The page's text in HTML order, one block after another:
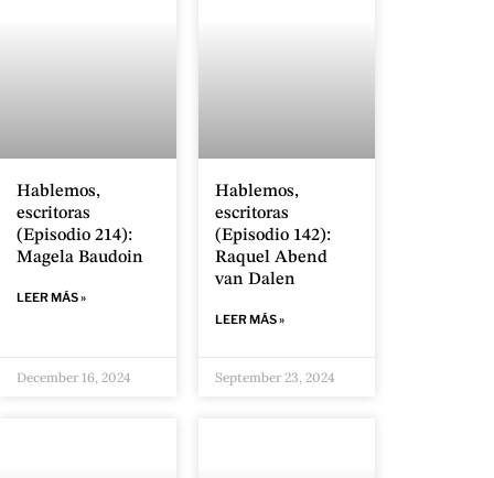
Hablemos,
escritoras
(Episodio 214):
Magela Baudoin
LEER MÁS »
December 16, 2024
Hablemos,
escritoras
(Episodio 142):
Raquel Abend
van Dalen
LEER MÁS »
September 23, 2024